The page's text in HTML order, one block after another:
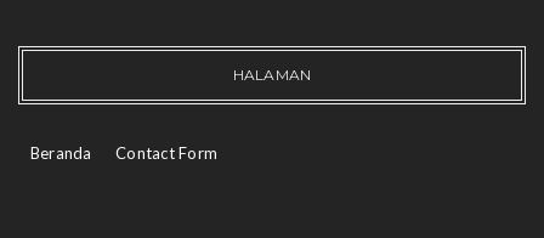
HALAMAN
Beranda Contact Form